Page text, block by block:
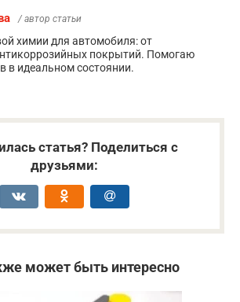
/ автор статьи
химии для автомобиля: от
покрытий. Помогаю
в идеальном состоянии.
статья? Поделиться с
друзьями:
может быть интересно